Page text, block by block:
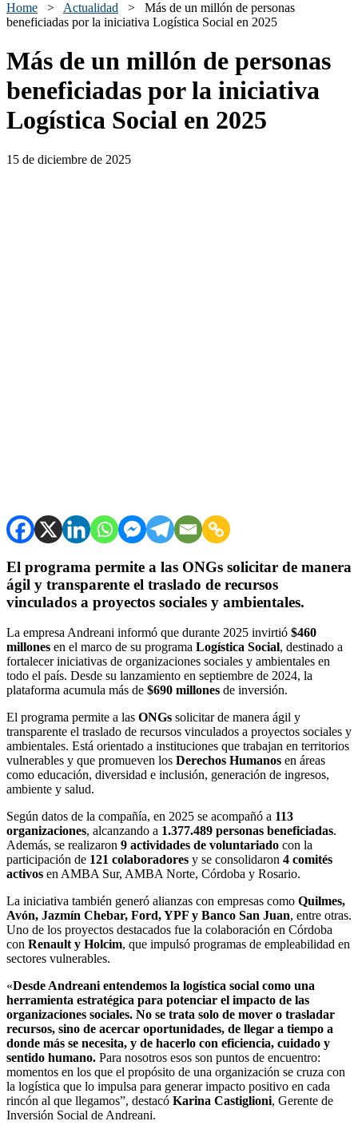
Home > Actualidad > Más de un millón de personas
beneficiadas por la iniciativa Logística Social en 2025
Más de un millón de personas
beneficiadas por la iniciativa
Logística Social en 2025
15 de diciembre de 2025
El programa permite a las ONGs solicitar de manera
ágil y transparente el traslado de recursos
vinculados a proyectos sociales y ambientales.
La empresa Andreani informó que durante 2025 invirtió $460
millones en el marco de su programa Logística Social, destinado a
fortalecer iniciativas de organizaciones sociales y ambientales en
todo el país. Desde su lanzamiento en septiembre de 2024, la
plataforma acumula más de $690 millones de inversión.
El programa permite a las ONGs solicitar de manera ágil y
transparente el traslado de recursos vinculados a proyectos sociales y
ambientales. Está orientado a instituciones que trabajan en territorios
vulnerables y que promueven los Derechos Humanos en áreas
como educación, diversidad e inclusión, generación de ingresos,
ambiente y salud.
Según datos de la compañía, en 2025 se acompañó a 113
organizaciones, alcanzando a 1.377.489 personas beneficiadas.
Además, se realizaron 9 actividades de voluntariado con la
participación de 121 colaboradores y se consolidaron 4 comités
activos en AMBA Sur, AMBA Norte, Córdoba y Rosario.
La iniciativa también generó alianzas con empresas como Quilmes,
Avón, Jazmín Chebar, Ford, YPF y Banco San Juan, entre otras.
Uno de los proyectos destacados fue la colaboración en Córdoba
con Renault y Holcim, que impulsó programas de empleabilidad en
sectores vulnerables.
«Desde Andreani entendemos la logística social como una
herramienta estratégica para potenciar el impacto de las
organizaciones sociales. No se trata solo de mover o trasladar
recursos, sino de acercar oportunidades, de llegar a tiempo a
donde más se necesita, y de hacerlo con eficiencia, cuidado y
sentido humano. Para nosotros esos son puntos de encuentro:
momentos en los que el propósito de una organización se cruza con
la logística que lo impulsa para generar impacto positivo en cada
rincón al que llegamos”, destacó Karina Castiglioni, Gerente de
Inversión Social de Andreani.